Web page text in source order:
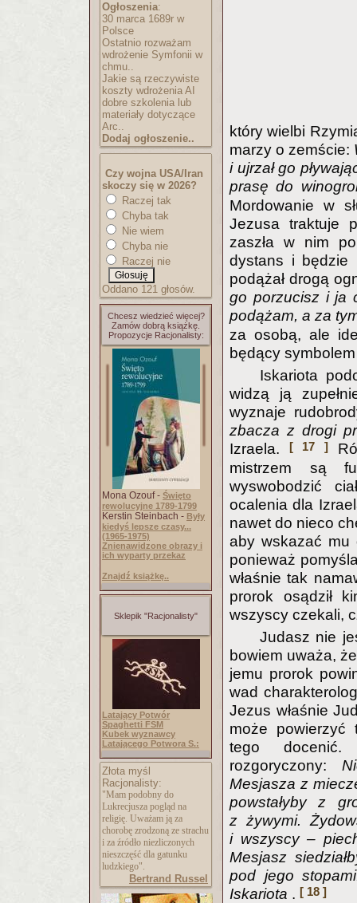
Ogłoszenia:
30 marca 1689r w
Polsce
Ostatnio rozważam
wdrożenie Symfonii w
chmu..
Jakie są rzeczywiste
koszty wdrożenia AI
dobre szkolenia lub
materiały dotyczące
Arc..
Dodaj ogłoszenie..
Czy wojna USA/Iran
skoczy się w 2026?
Raczej tak
Chyba tak
Nie wiem
Chyba nie
Raczej nie
Oddano 121 głosów.
Chcesz wiedzieć więcej?
Zamów dobrą książkę.
Propozycje Racjonalisty:
Mona Ozouf - Święto
rewolucyjne 1789-1799
Kerstin Steinbach - Były
kiedyś lepsze czasy...
(1965-1975)
Znienawidzone obrazy i
ich wyparty przekaz
Znajdź książkę..
Sklepik "Racjonalisty"
Latający Potwór
Spaghetti FSM
Kubek wyznawcy
Latającego Potwora S.:
Złota myśl
Racjonalisty:
"Mam podobny do
Lukrecjusza pogląd na
religię. Uważam ją za
chorobę zrodzoną ze strachu
i za źródło niezliczonych
nieszczęść dla gatunku
ludzkiego".
Bertrand Russel
który wielbi
marzy o zemście:
i ujrzał go
prasę do
Mordowanie w
Jezusa traktuje
zaszła w nim
dystans i będzie
podążał drogą
go porzucisz i ja
podążam, a za
za osobą, ale
będący
Iskariota
widzą ją
wyznaje
zbacza z drogi
Izraela.
[ 17 ]
mistrzem są
wyswobodzić
ocalenia dla
nawet do nieco
aby wskazać mu
ponieważ
właśnie tak
prorok osądził
wszyscy czekali,
Judasz nie
bowiem uważa,
jemu prorok
wad
Jezus właśnie
może powierzyć
tego docenić.
rozgoryczony:
Mesjasza z
powstałyby z
z żywymi.
i wszyscy –
Mesjasz
pod jego
Iskariota . [ 18 ]